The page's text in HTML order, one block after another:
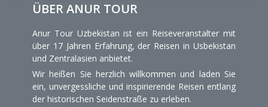
ÜBER ANUR TOUR
Anur Tour Uzbekistan ist ein Reiseveranstalter mit
über 17 Jahren Erfahrung, der Reisen in Usbekistan
und Zentralasien anbietet.
Wir heißen Sie herzlich willkommen und laden Sie
ein, unvergessliche und inspirierende Reisen entlang
der historischen Seidenstraße zu erleben.